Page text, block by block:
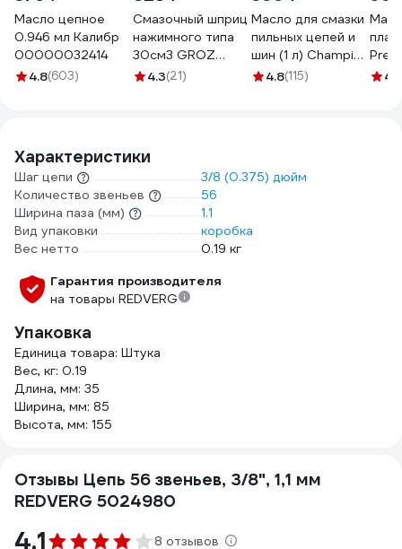
Масло цепное
0.946 мл Калибр
00000032414
4.8(603)
Смазочный шприц
нажимного типа
30см3 GROZ
GR43100 - G6P
4.3(21)
Масло для смазки
пильных цепей и
шин (1 л) Champion
952824
4.8(115) 4.2
Характеристики
Шаг цепи
3/8 (0.375) дюйм
Количество звеньев
56
Ширина паза (мм)
1.1
Вид упаковки
коробка
Вес нетто
0.19 кг
Гарантия производителя
на товары REDVERG
Упаковка
Единица товара: Штука
Вес, кг: 0.19
Длина, мм: 35
Ширина, мм: 85
Высота, мм: 155
Отзывы Цепь 56 звеньев, 3/8", 1,1 мм
REDVERG 5024980
4.1 8 отзывов